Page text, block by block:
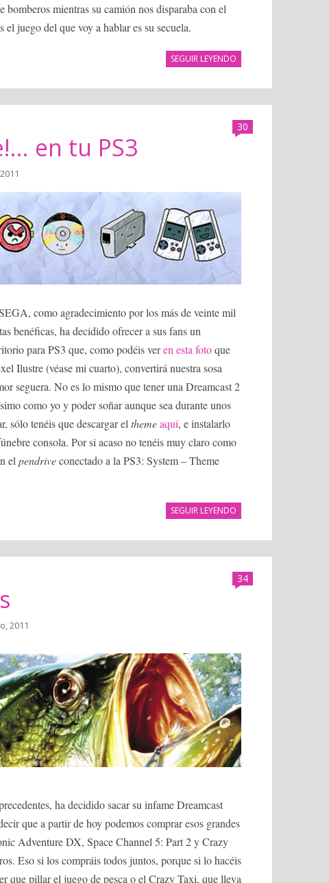
bomberos mientras su camión nos disparaba con el
juego del que voy a hablar es su secuela.
SEGUIR LEYENDO
30
en tu PS3
como agradecimiento por los más de veinte mil
benéficas, ha decidido ofrecer a sus fans un
para PS3 que, como podéis veren esta fotoque
Ilustre (véase mi cuarto), convertirá nuestra sosa
seguera. No es lo mismo que tener una Dreamcast 2
como yo y poder soñar aunque sea durante unos
sólo tenéis que descargar elthemeaquí, e instalarlo
consola. Por si acaso no tenéis muy claro como
elpendriveconectado a la PS3: System – Theme
SEGUIR LEYENDO
34
2011
ha decidido sacar su infame Dreamcast
que a partir de hoy podemos comprar esos grandes
Adventure DX, Space Channel 5: Part 2 y Crazy
Eso si los compráis todos juntos, porque si lo hacéis
que pillar el juego de pesca o el Crazy Taxi, que lleva